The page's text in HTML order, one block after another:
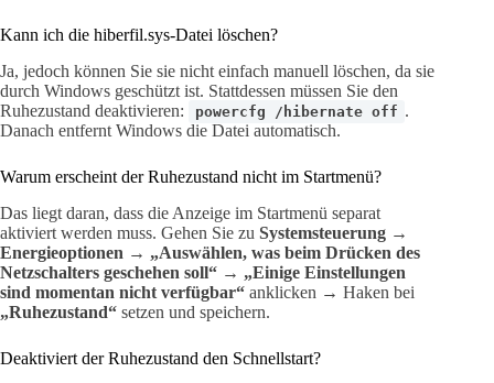
Kann ich die hiberfil.sys-Datei löschen?
Ja, jedoch können Sie sie nicht einfach manuell löschen, da sie
durch Windows geschützt ist. Stattdessen müssen Sie den
Ruhezustand deaktivieren:
powercfg /hibernate off .
Danach entfernt Windows die Datei automatisch.
Warum erscheint der Ruhezustand nicht im Startmenü?
Das liegt daran, dass die Anzeige im Startmenü separat
aktiviert werden muss. Gehen Sie zu Systemsteuerung →
Energieoptionen → „Auswählen, was beim Drücken des
Netzschalters geschehen soll“ → „Einige Einstellungen
sind momentan nicht verfügbar“ anklicken → Haken bei
„Ruhezustand“ setzen und speichern.
Deaktiviert der Ruhezustand den Schnellstart?